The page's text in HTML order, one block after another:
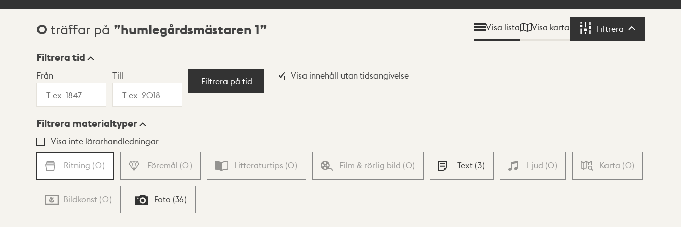
Sökresultat
0 träffar på humlegårdsmästaren 1 Visa lista Visa karta Filtrera Filtrera
Visningsläge
Lista Karta
Filtrera tid
Från Till
Filtrera på tid
Visa innehåll utan tidsangivelse
Filtrera materialtyper
Visa inte lärarhandledningar
Ritning (0) Föremål (0) Litteraturtips (0) Film & rörlig bild (0) Text (3) Ljud (0) Karta (0)
Bildkonst (0) Foto (36)